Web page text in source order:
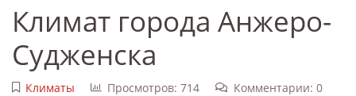
Климат города Анжеро-
Судженска
Климаты Просмотров: 714
Комментарии: 0